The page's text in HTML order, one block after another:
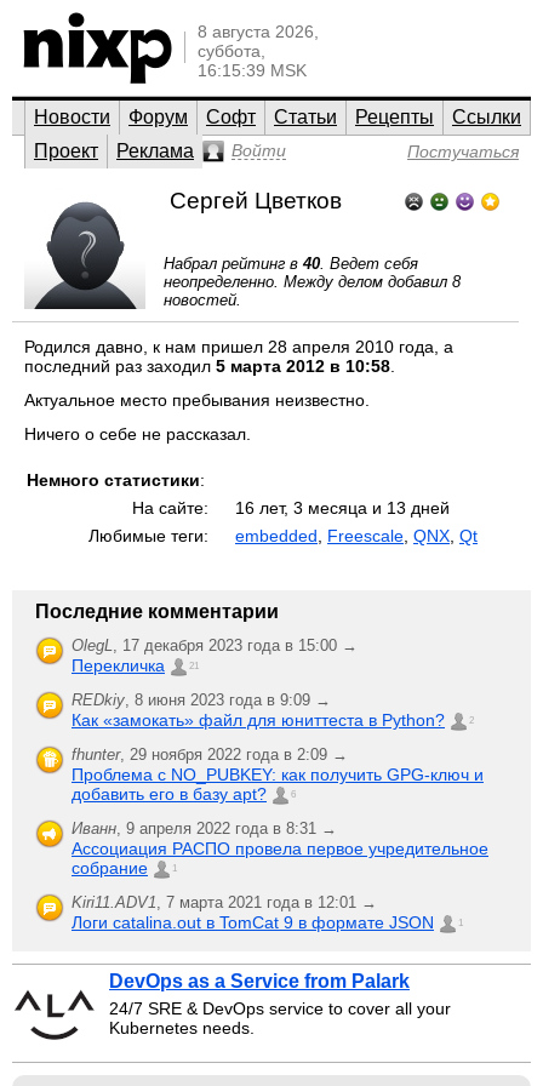
8 августа 2026,
суббота,
16:15:39 MSK
Новости Форум Софт Статьи Рецепты
Ссылки
Проект
Реклама Войти Постучаться
Сергей Цветков
Набрал рейтинг в 40. Ведет себя
неопределенно. Между делом добавил 8
новостей.
Родился давно, к нам пришел 28 апреля 2010 года, а
последний раз заходил 5 марта 2012 в 10:58
Актуальное место пребывания неизвестно.
Ничего о себе не рассказал.
Немного статистики:
На сайте:
16 лет, 3 месяца и 13 дней
Любимые теги:
embedded Freescale QNX Qt
Последние комментарии
OlegL, 17 декабря 2023 года в 15:00 →
Перекличка 21
REDkiy, 8 июня 2023 года в 9:09 →
Как «замокать» файл для юниттеста в Python? 2
fhunter, 29 ноября 2022 года в 2:09 →
Проблема с NO_PUBKEY: как получить GPG-ключ и
добавить его в базу apt?
6
Иванн, 9 апреля 2022 года в 8:31 →
Ассоциация РАСПО провела первое учредительное
собрание
1
Kiri11.ADV1, 7 марта 2021 года в 12:01 →
Логи catalina.out в TomCat 9 в формате JSON 1
DevOps as a Service from Palark
24/7 SRE & DevOps service to cover all your
Kubernetes needs.